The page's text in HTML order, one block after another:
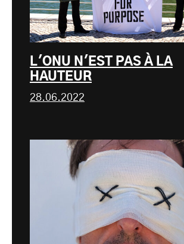
L'ONU N'EST PAS À LA
HAUTEUR
28.06.2022